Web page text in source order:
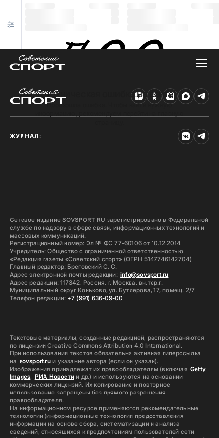
Техническая ошибка на сайте
Произошла ошибка. Чтобы найти нужную
ЖУРНАЛ:
Сетевое издание SOVSPORT RU зарегистрировано в Федеральной
службе по надзору в сфере связи, информационных технологий и
массовых коммуникаций.
Регистрационный номер: Эл № ФС 77-60106 от 10.12.2014
Учредитель: Общество с ограниченной ответственностью
«Редакция газеты «Советский спорт» (ОГРН 5147746142704)
Главный редактор: Бреговский С. С.
Адрес электронной почты редакции: info@sovsport.ru
Адрес редакции: 117342, Россия, г. Москва, вн.тер.г.
Муниципальный округ Коньково, ул. Бутлерова, 17, помещ. 2/7
Телефон редакции: +7 (991) 636-09-00
Текстовые материалы, созданные редакцией, распространяются
по лицензии Creative Commons Attribution 4.0 International.
При использовании текстов обязательна активная гиперссылка
на sovsport.ruи указание автора (если он указан).
Изображения принадлежат их правообладателям (включая Getty
Images, РИА Новостии др.) и используются на основании
коммерческих лицензий. Их копирование и повторное
использование запрещены без прямого разрешения
правообладателя.
На информационном ресурсе применяются рекомендательные
технологии (информационные технологии предоставления
информации на основе сбора, систематизации и анализа
сведений, относящихся к предпочтениям пользователей сети